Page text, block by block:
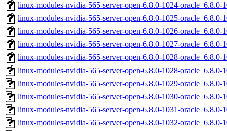
linux-modules-nvidia-565-server-open-6.8.0-1024-oracle_6.8.0-
linux-modules-nvidia-565-server-open-6.8.0-1025-oracle_6.8.0-
linux-modules-nvidia-565-server-open-6.8.0-1026-oracle_6.8.0-
linux-modules-nvidia-565-server-open-6.8.0-1027-oracle_6.8.0-
linux-modules-nvidia-565-server-open-6.8.0-1028-oracle_6.8.0-
linux-modules-nvidia-565-server-open-6.8.0-1028-oracle_6.8.0-
linux-modules-nvidia-565-server-open-6.8.0-1029-oracle_6.8.0-
linux-modules-nvidia-565-server-open-6.8.0-1030-oracle_6.8.0-
linux-modules-nvidia-565-server-open-6.8.0-1031-oracle_6.8.0-
linux-modules-nvidia-565-server-open-6.8.0-1032-oracle_6.8.0-